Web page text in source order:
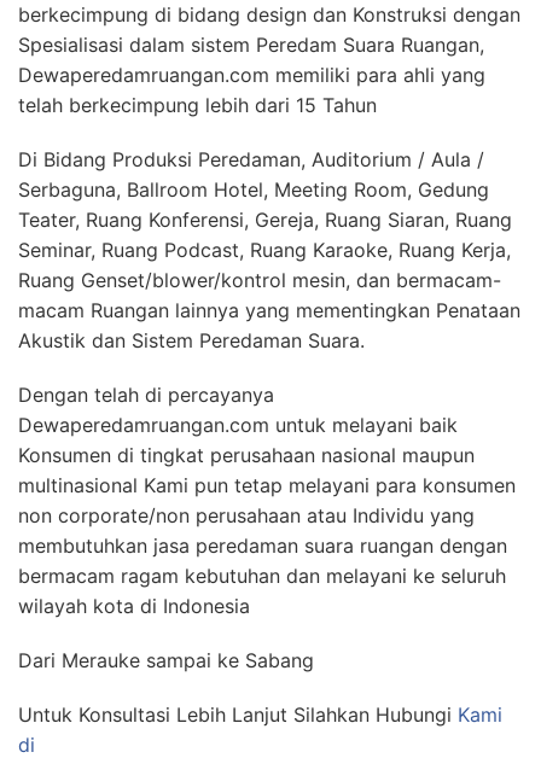
berkecimpung di bidang design dan Konstruksi dengan
Spesialisasi dalam sistem Peredam Suara Ruangan,
Dewaperedamruangan.com memiliki para ahli yang
telah berkecimpung lebih dari 15 Tahun
Di Bidang Produksi Peredaman, Auditorium / Aula /
Serbaguna, Ballroom Hotel, Meeting Room, Gedung
Teater, Ruang Konferensi, Gereja, Ruang Siaran, Ruang
Seminar, Ruang Podcast, Ruang Karaoke, Ruang Kerja,
Ruang Genset/blower/kontrol mesin, dan bermacam-
macam Ruangan lainnya yang mementingkan Penataan
Akustik dan Sistem Peredaman Suara.
Dengan telah di percayanya
Dewaperedamruangan.com untuk melayani baik
Konsumen di tingkat perusahaan nasional maupun
multinasional Kami pun tetap melayani para konsumen
non corporate/non perusahaan atau Individu yang
membutuhkan jasa peredaman suara ruangan dengan
bermacam ragam kebutuhan dan melayani ke seluruh
wilayah kota di Indonesia
Dari Merauke sampai ke Sabang
Untuk Konsultasi Lebih Lanjut Silahkan Hubungi Kami
di